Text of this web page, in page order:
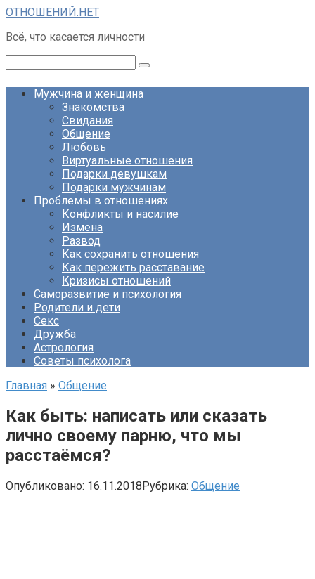
Перейти
контенту
ОТНОШЕНИЙ.НЕТ
Всё, что касается личности
Мужчина и женщина
Знакомства
Свидания
Общение
Любовь
Виртуальные отношения
Подарки девушкам
Подарки мужчинам
Проблемы в отношениях
Конфликты и насилие
Измена
Развод
Как сохранить отношения
Как пережить расставание
Кризисы отношений
Саморазвитие и психология
Родители и дети
Секс
Дружба
Астрология
Советы психолога
Главная » Общение
Как быть: написать или сказать
лично своему парню, что мы
расстаёмся?
Опубликовано: 16.11.2018Рубрика: Общение